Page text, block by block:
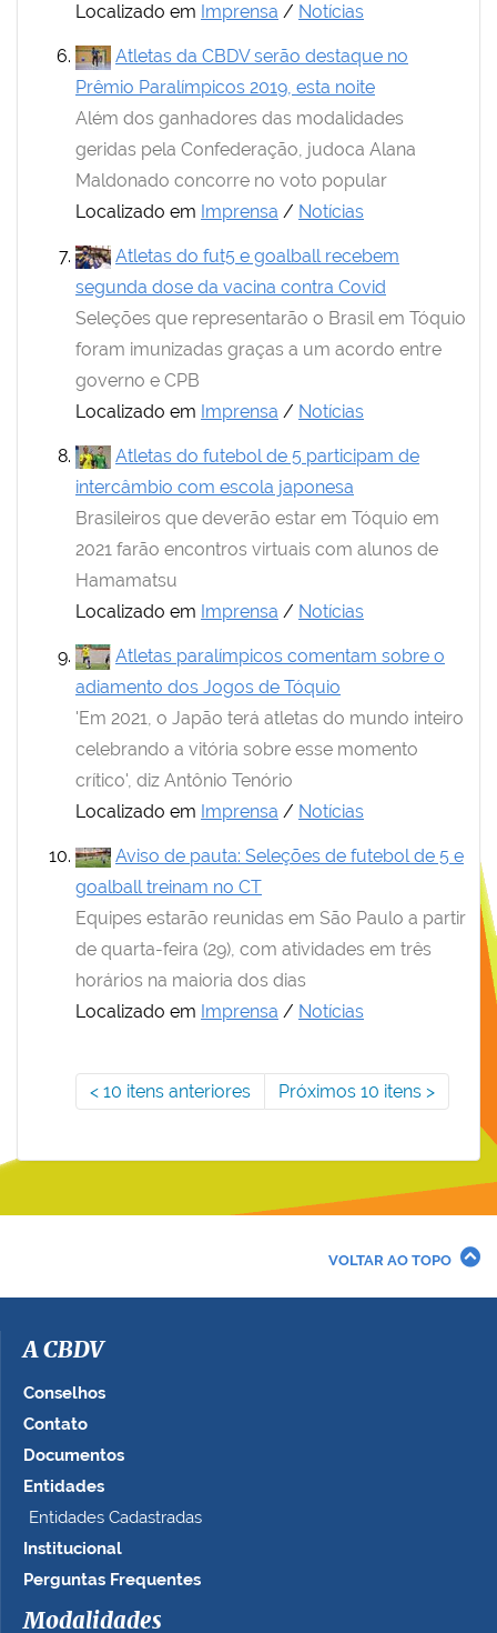
Localizado em Imprensa / Notícias
Atletas da CBDV serão destaque no
Prêmio Paralímpicos 2019, esta noite
Além dos ganhadores das modalidades
geridas pela Confederação, judoca Alana
Maldonado concorre no voto popular
Localizado em Imprensa / Notícias
Atletas do fut5 e goalball recebem
segunda dose da vacina contra Covid
Seleções que representarão o Brasil em Tóquio
foram imunizadas graças a um acordo entre
governo e CPB
Localizado em Imprensa / Notícias
Atletas do futebol de 5 participam de
intercâmbio com escola japonesa
Brasileiros que deverão estar em Tóquio em
2021 farão encontros virtuais com alunos de
Hamamatsu
Localizado em Imprensa / Notícias
Atletas paralímpicos comentam sobre o
adiamento dos Jogos de Tóquio
'Em 2021, o Japão terá atletas do mundo inteiro
celebrando a vitória sobre esse momento
crítico', diz Antônio Tenório
Localizado em Imprensa / Notícias
Aviso de pauta: Seleções de futebol de 5 e
goalball treinam no CT
Equipes estarão reunidas em São Paulo a partir
de quarta-feira (29), com atividades em três
horários na maioria dos dias
Localizado em Imprensa / Notícias
10 itens anteriores Próximos 10 itens
VOLTAR AO TOPO
A CBDV
Conselhos
Contato
Documentos
Entidades
Entidades Cadastradas
Institucional
Perguntas Frequentes
Modalidades